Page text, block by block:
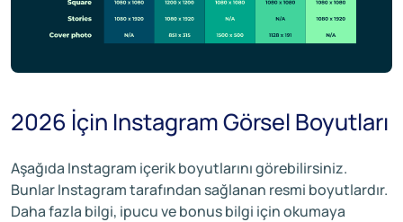
2026 İçin Instagram Görsel Boyutları
Aşağıda Instagram içerik boyutlarını görebilirsiniz.
Bunlar Instagram tarafından sağlanan resmi boyutlardır.
Daha fazla bilgi, ipucu ve bonus bilgi için okumaya